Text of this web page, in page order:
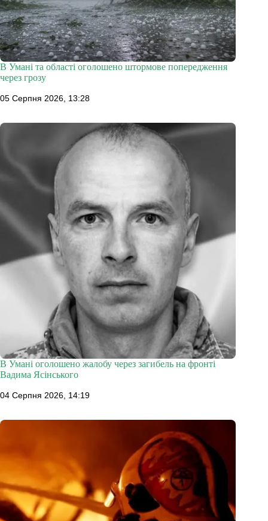
В Умані та області оголошено штормове попередження
через грозу
05 Серпня 2026, 13:28
В Умані оголошено жалобу через загибель на фронті
Вадима Ясінського
04 Серпня 2026, 14:19